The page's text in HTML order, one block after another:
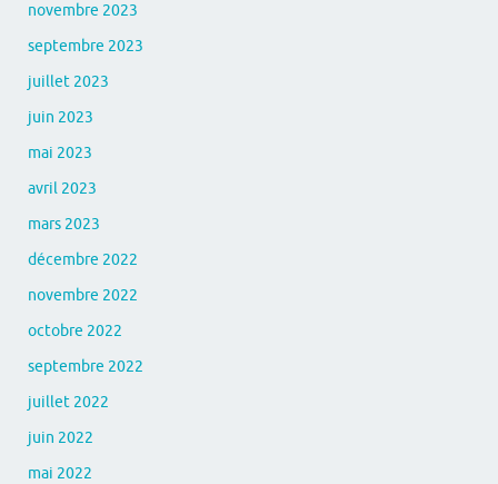
novembre 2023
septembre 2023
juillet 2023
juin 2023
mai 2023
avril 2023
mars 2023
décembre 2022
novembre 2022
octobre 2022
septembre 2022
juillet 2022
juin 2022
mai 2022